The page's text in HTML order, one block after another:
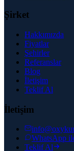
Şirket
Hakkımızda
Fiyatlar
Şehirler
Referanslar
Blog
İletişim
Teklif Al
İletişim
WhatsApp
Teklif Al